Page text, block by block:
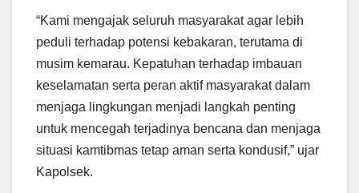
“Kami mengajak seluruh masyarakat agar lebih
peduli terhadap potensi kebakaran, terutama di
musim kemarau. Kepatuhan terhadap imbauan
keselamatan serta peran aktif masyarakat dalam
menjaga lingkungan menjadi langkah penting
untuk mencegah terjadinya bencana dan menjaga
situasi kamtibmas tetap aman serta kondusif,” ujar
Kapolsek.